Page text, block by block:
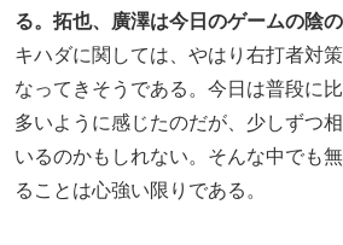
る。拓也、廣澤は今日のゲームの陰
キハダに関しては、やはり右打者対
なってきそうである。今日は普段に
多いように感じたのだが、少しずつ
いるのかもしれない。そんな中でも
ることは心強い限りである。